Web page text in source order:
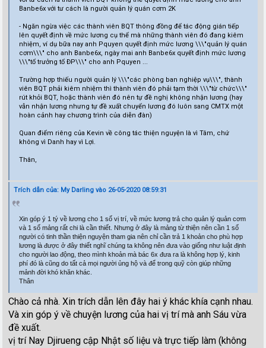
Banbe6x với tư cách là người quản lý quán cơm 2K
- Ngăn ngừa việc các thành viên BQT thông đồng để tác động gián tiếp
lên quyết định về mức lương cụ thể mà những thành viên đó đang kiêm
nhiệm, ví dụ bữa nay anh Pquyen quyết định mức lương \\\"quản lý quán
cơm\\\" cho anh Banbe6x, ngày mai anh Banbe6x quyết định mức lương
\\\"tổ trưởng tổ ĐP\\\" cho anh Pquyen ...
Trường hợp thiếu người quản lý \\\"các phòng ban nghiệp vụ\\\", thành
viên BQT phải kiêm nhiệm thì thành viên đó phải tạm thời \\\"từ chức\\\"
rút khỏi BQT, hoặc thành viên đó nên tự đề nghị không nhận lương (hay
vẫn nhận lương nhưng tự đề xuất chuyển lương đó luôn sang CMTX một
hoàn cảnh hay chương trình của diễn đàn)
Quan điểm riêng của Kevin về công tác thiện nguyện là vì Tâm, chứ
không vì Danh hay vì Lợi.
Thân,
Trích dẫn của: My Darling vào 26-05-2020 08:59:31
Xin góp ý 1 tý về lương cho 1 số vị trí, về mức lương trả cho quản lý quản cơm
và 1 số mảng rất chi là cần thiết. Nhưng ở đây là mảng từ thiện nên cần 1 số
người có tinh thần thiện nguyện tham gia nên chỉ cần trả 1 khoản cho phù hợp
lương là được ở đây thiết nghĩ chúng ta không nên đưa vào giống như luật định
cho người lao động, theo mình khoản mà bác 6x đưa ra là không hợp lý, kinh
phí đó là cũng do tất cả mọi người ủng hộ và để trong quỹ còn giúp những
mảnh đời khó khăn khác.
Thân
Chào cả nhà. Xin trích dẫn lên đây hai ý khác khía cạnh nhau.
Và xin góp ý về chuyện lương của hai vị trí mà anh Sáu vừa
đề xuất.
vị trí Nay Djirueng cập Nhật số liệu và trực tiếp làm (không